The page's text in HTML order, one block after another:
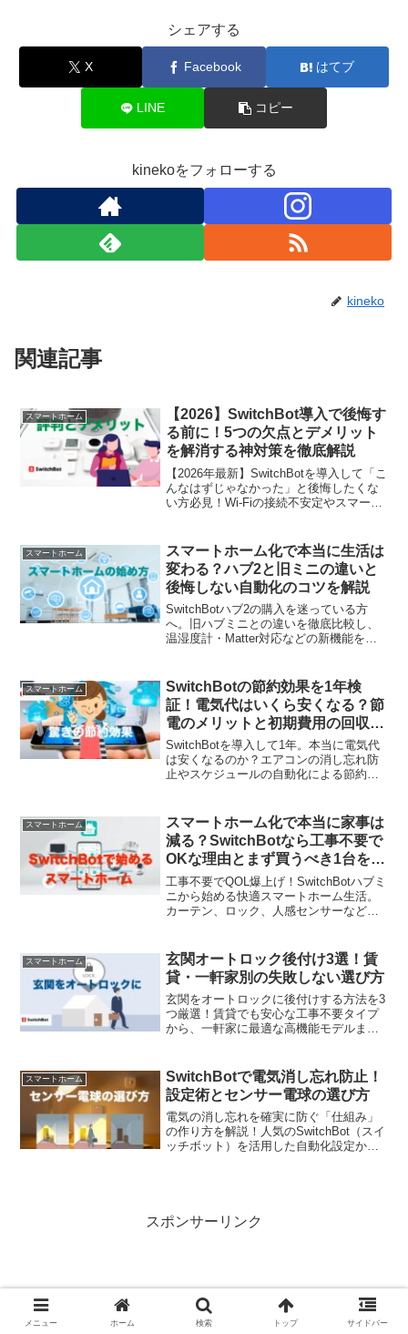
シェアする
X Facebook はてブ
LINE コピー
kinekoをフォローする
kineko
関連記事
スマートホーム
【2026】SwitchBot導入で後悔す
る前に！5つの欠点とデメリット
を解消する神対策を徹底解説
【2026年最新】SwitchBotを導入して「こ
んなはずじゃなかった」と後悔したくな
い方必見！Wi-Fiの接続不安定やスマート
しく解説します。Matter対応や最新ハブ
の活用法など、2026年ならでの対策を知
って、失敗のないスマートホーム化を実
現しましょう。
スマートホーム
スマートホーム化で本当に生活は
変わる？ハブ2と旧ミニの違いと
後悔しない自動化のコツを解説
SwitchBotハブ2の購入を迷っている方
へ。旧ハブミニとの違いを徹底比較し、
温湿度計・Matter対応などの新機能を解
スマートホーム
SwitchBotの節約効果を1年検
証！電気代はいくら安くなる？節
電のメリットと初期費用の回収期
間を実録公開
SwitchBotを導入して1年。本当に電気代
は安くなるのか？エアコンの消し忘れ防
止やスケジュールの自動化による節約効
定費を削減したい方必見です。
スマートホーム
スマートホーム化で本当に家事は
減る？SwitchBotなら工事不要で
OKな理由とまず買うべき1台を徹
底解説
工事不要でQOL爆上げ！SwitchBotハブミ
ニから始める快適スマートホーム生活。
カーテン、ロック、人感センサーなど、
スマートホーム
玄関オートロック後付け3選！賃
貸・一軒家別の失敗しない選び方
玄関をオートロックに後付けする方法を3
つ厳選！賃貸でも安心な工事不要タイプ
から、一軒家に最適な高機能モデルま
きる快適なスマートホーム生活を始めま
しょう。
スマートホーム
SwitchBotで電気消し忘れ防止！
設定術とセンサー電球の選び方
電気の消し忘れを確実に防ぐ「仕組み」
の作り方を解説！人気のSwitchBot（スイ
ッチボット）を活用した自動化設定か
レスをゼロにしたい方は必見の実践ガイ
ドです。
スポンサーリンク
メニュー ホーム 検索 トップ サイドバー